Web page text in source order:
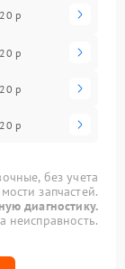
р
р
р
р
без учета
запчастей.
диагностику.